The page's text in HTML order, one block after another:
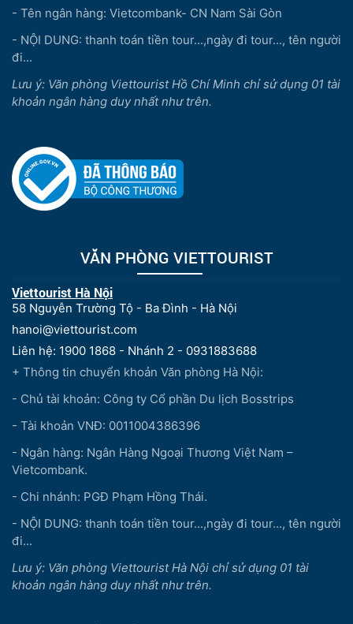
- Tên ngân hàng: Vietcombank- CN Nam Sài Gòn
- NỘI DUNG: thanh toán tiền tour...,ngày đi tour..., tên người
đi...
Lưu ý: Văn phòng Viettourist Hồ Chí Minh chỉ sử dụng 01 tài
khoản ngân hàng duy nhất như trên.
VĂN PHÒNG VIETTOURIST
Viettourist Hà Nội
58 Nguyễn Trường Tộ - Ba Đình - Hà Nội
hanoi@viettourist.com
Liên hệ: 1900 1868 - Nhánh 2 - 0931883688
+ Thông tin chuyển khoản Văn phòng Hà Nội:
- Chủ tài khoản: Công ty Cổ phần Du lịch Bosstrips
- Tài khoản VNĐ: 0011004386396
- Ngân hàng: Ngân Hàng Ngoại Thương Việt Nam –
Vietcombank.
- Chi nhánh: PGĐ Phạm Hồng Thái.
- NỘI DUNG: thanh toán tiền tour...,ngày đi tour..., tên người
đi...
Lưu ý: Văn phòng Viettourist Hà Nội chỉ sử dụng 01 tài
khoản ngân hàng duy nhất như trên.